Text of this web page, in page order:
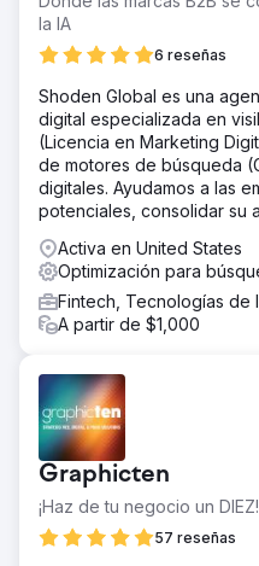
la IA
6 reseñas
Shoden Global es una
digital especializada en
(Licencia en Marketing
de motores de búsqueda
digitales. Ayudamos a las
potenciales, consolidar su
Activa en United States
Optimización para
Fintech, Tecnologías de
A partir de $1,000
Graphicten
¡Haz de tu negocio un DIEZ!
57 reseñas